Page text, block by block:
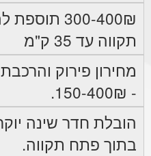
300-400₪
תקווה עד 35 ק"מ
- 150-400₪.
בתוך פתח תקווה.